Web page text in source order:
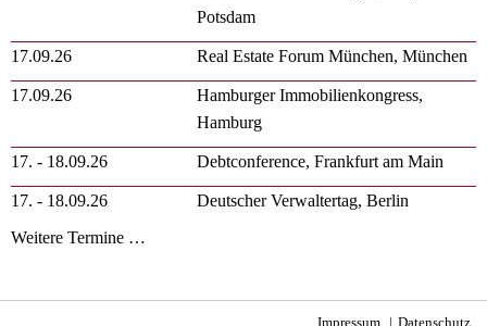
Potsdam
17.09.26 Real Estate Forum München, München
17.09.26
Hamburger Immobilienkongress,
Hamburg
17. - 18.09.26 Debtconference, Frankfurt am Main
17. - 18.09.26
Deutscher Verwaltertag, Berlin
Weitere Termine …
Impressum Datenschutz